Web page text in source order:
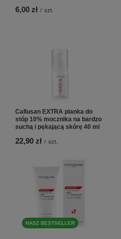
6,00 zł / szt.
Callusan EXTRA pianka do
stóp 10% mocznika na bardzo
suchą i pękającą skórę 40 ml
22,90 zł / szt.
NASZ BESTSELLER